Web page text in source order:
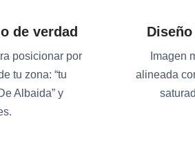
de verdad
posicionar por
tu zona: “tu
Albaida” y
Imagen
alineada